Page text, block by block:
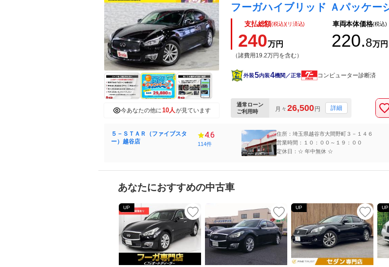
今あなたの他に10人が見ています
支払総額(税込)(リ済込)
240万円
（諸費用19.2万円を含む）
車両本体価格(税込)
220.8万円
外装5内装4機関／正常 コンピューター診断済
通常ローン
ご利用時
月々 26,500円 詳細
５－ＳＴＡＲ（ファイブスタ
ー）越谷店
4.6
114件
住所：埼玉県越谷市大間野町３－１４６
営業時間：１０：００～１９：００
定休日：☆ 年中無休 ☆
あなたにおすすめの中古車
UP UP UP